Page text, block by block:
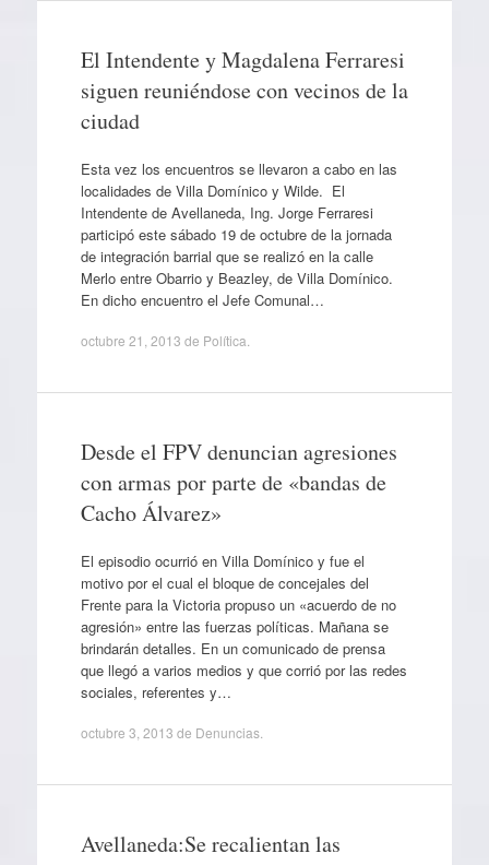
El Intendente y Magdalena Ferraresi
siguen reuniéndose con vecinos de la
ciudad
Esta vez los encuentros se llevaron a cabo en las
localidades de Villa Domínico y Wilde. El
Intendente de Avellaneda, Ing. Jorge Ferraresi
participó este sábado 19 de octubre de la jornada
de integración barrial que se realizó en la calle
Merlo entre Obarrio y Beazley, de Villa Domínico.
En dicho encuentro el Jefe Comunal…
octubre 21, 2013 de Política
Desde el FPV denuncian agresiones
con armas por parte de «bandas de
Cacho Álvarez»
El episodio ocurrió en Villa Domínico y fue el
motivo por el cual el bloque de concejales del
Frente para la Victoria propuso un «acuerdo de no
agresión» entre las fuerzas políticas. Mañana se
brindarán detalles. En un comunicado de prensa
que llegó a varios medios y que corrió por las redes
sociales, referentes y…
octubre 3, 2013 de Denuncias.
Avellaneda:Se recalientan las